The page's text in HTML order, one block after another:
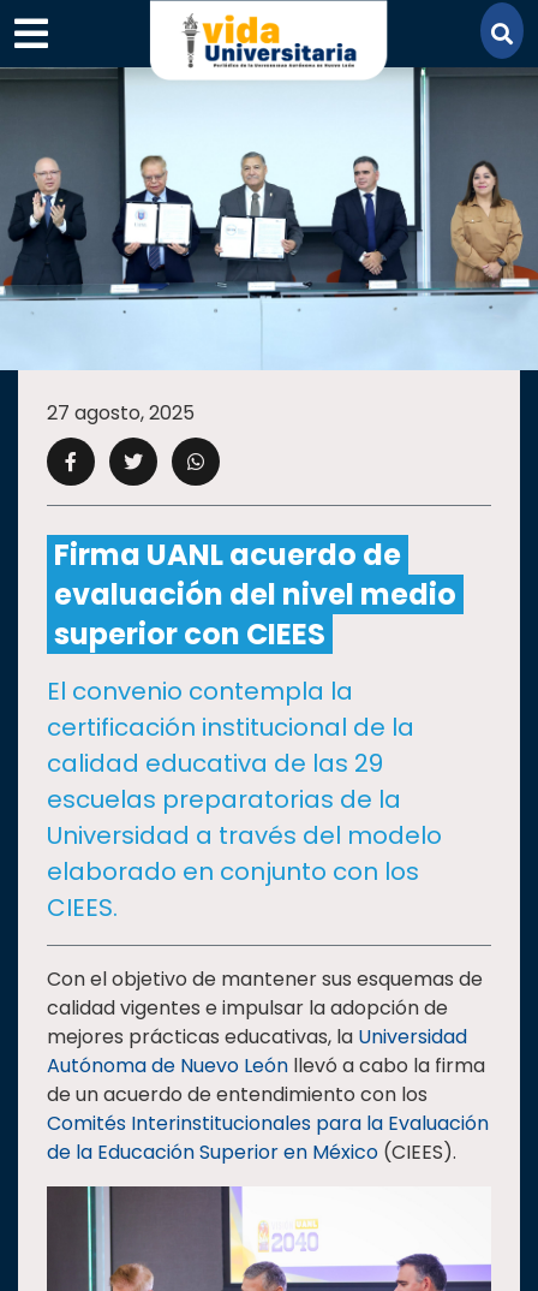
×
SECCIONES
ACADEMIA
CAMPUS UANL
CULTURA
DEPORTES
I+D+IEXPERTOS
SALUD
SUSTENTABILIDAD
TEMAS
Oferta
educativa
Estudiantes
Rectoría
Investigación
Internacionalización
Responsabilidad
27 agosto, 2025
Firma UANL acuerdo de
evaluación del nivel medio
superior con CIEES
El convenio contempla la
certificación institucional de la
calidad educativa de las 29
escuelas preparatorias de la
Universidad a través del modelo
elaborado en conjunto con los
CIEES.
Con el objetivo de mantener sus esquemas de
calidad vigentes e impulsar la adopción de
mejores prácticas educativas, la Universidad
Autónoma de Nuevo León llevó a cabo la firma
de un acuerdo de entendimiento con los
Comités Interinstitucionales para la Evaluación
de la Educación Superior en México (CIEES).